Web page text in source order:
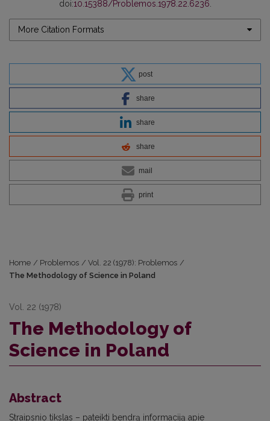
doi:10.15388/Problemos.1978.22.6236
More Citation Formats
post
share
share
share
mail
print
Home / Problemos / Vol. 22 (1978): Problemos /
The Methodology of Science in Poland
Vol. 22 (1978)
The Methodology of
Science in Poland
Abstract
Straipsnio tikslas – pateikti bendrą informaciją apie